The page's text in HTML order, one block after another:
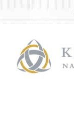
springen